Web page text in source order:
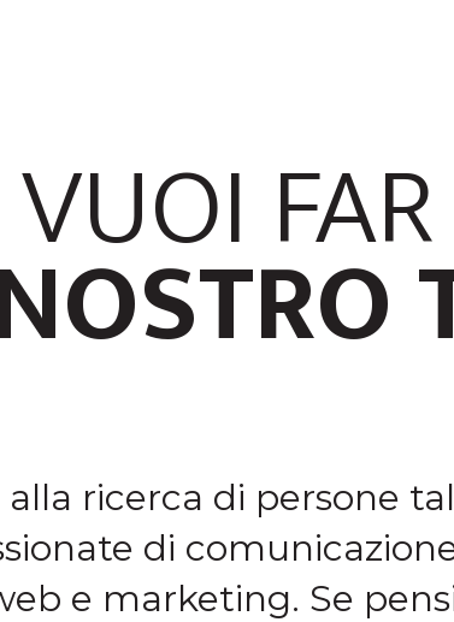
VUOI
ricerca di persone
di
e marketing. Se